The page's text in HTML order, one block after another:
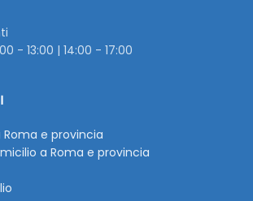
- 13:00 | 14:00 - 17:00
e provincia
a Roma e provincia